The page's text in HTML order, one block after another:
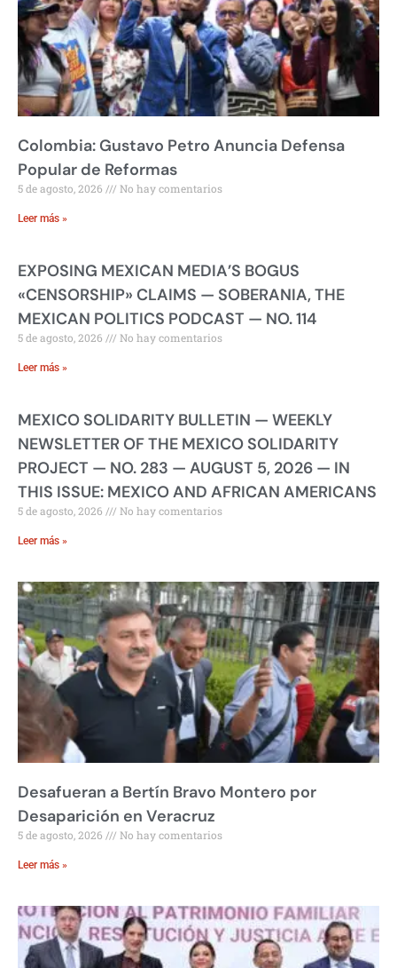
Colombia: Gustavo Petro Anuncia Defensa
Popular de Reformas
5 de agosto, 2026 No hay comentarios
Leer más »
EXPOSING MEXICAN MEDIA’S BOGUS
«CENSORSHIP» CLAIMS — SOBERANIA, THE
MEXICAN POLITICS PODCAST — NO. 114
5 de agosto, 2026 No hay comentarios
Leer más »
MEXICO SOLIDARITY BULLETIN — WEEKLY
NEWSLETTER OF THE MEXICO SOLIDARITY
PROJECT — NO. 283 — AUGUST 5, 2026 — IN
THIS ISSUE: MEXICO AND AFRICAN AMERICANS
5 de agosto, 2026 No hay comentarios
Leer más »
Desafueran a Bertín Bravo Montero por
Desaparición en Veracruz
5 de agosto, 2026 No hay comentarios
Leer más »